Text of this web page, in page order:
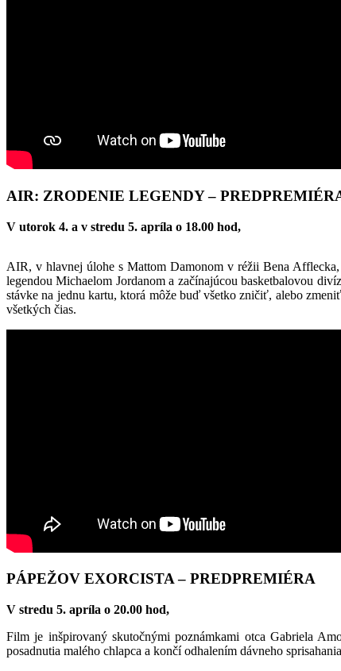
AIR: ZRODENIE LEGENDY –
V utorok 4. a v stredu 5. apríla o 18.00 hod,
AIR, v hlavnej úlohe s Mattom Damonom v réžii Bena
legendou Michaelom Jordanom a začínajúcou basketbalovou
stávke na jednu kartu, ktorá môže buď všetko zničiť, alebo
všetkých čias.
PÁPEŽOV EXORCISTA – PREDPREMIÉRA
V stredu 5. apríla o 20.00 hod,
Film je inšpirovaný skutočnými poznámkami otca Gabriela
posadnutia malého chlapca a končí odhalením dávneho